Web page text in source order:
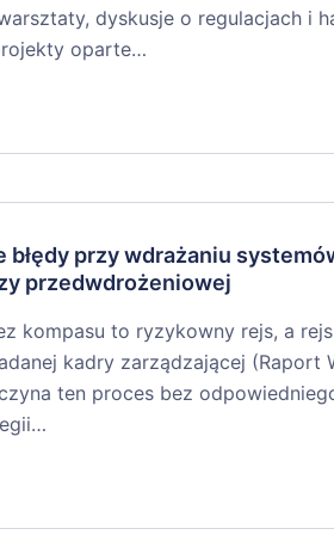
dyskusje o regulacjach i
oparte…
błędy przy wdrażaniu
przedwdrożeniowej
kompasu to ryzykowny rejs, a
kadry zarządzającej (Raport
ten proces bez